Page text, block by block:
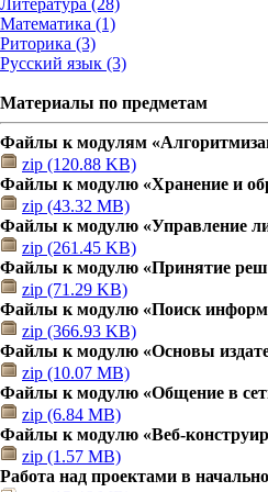
Литература (28)
Математика (1)
Риторика (3)
Русский язык (3)
Материалы по предметам
Файлы к модулям
zip (120.88 KB)
Файлы к модулю «Хранение и
zip (43.32 MB)
Файлы к модулю «Управление
zip (261.45 KB)
Файлы к модулю «Принятие
zip (71.29 KB)
Файлы к модулю «Поиск
zip (366.93 KB)
Файлы к модулю «Основы
zip (10.07 MB)
Файлы к модулю «Общение в
zip (6.84 MB)
Файлы к модулю «Веб-
zip (1.57 MB)
Работа над проектами в